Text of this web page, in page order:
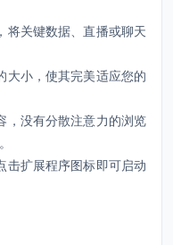
将关键数据、直播或聊天
大小，使其完美适应您的
，没有分散注意力的浏览
击扩展程序图标即可启动